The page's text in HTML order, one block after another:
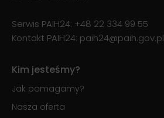
Serwis PAIH24: +48 22 334 99 55
Kontakt PAIH24: paih24@paih.gov.pl
Kim jesteśmy?
Jak pomagamy?
Nasza oferta